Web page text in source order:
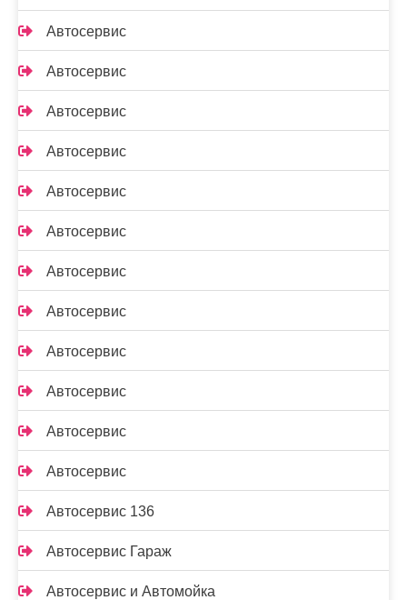
Автосервис
Автосервис
Автосервис
Автосервис
Автосервис
Автосервис
Автосервис
Автосервис
Автосервис
Автосервис
Автосервис
Автосервис
Автосервис 136
Автосервис Гараж
Автосервис и Автомойка